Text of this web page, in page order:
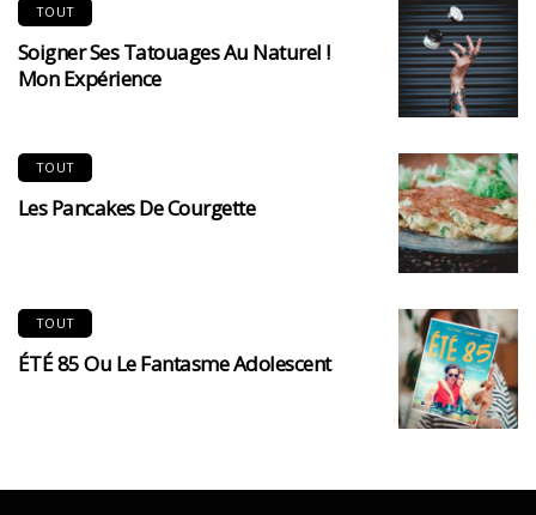
TOUT
Soigner Ses Tatouages Au Naturel !
Mon Expérience
TOUT
Les Pancakes De Courgette
TOUT
ÉTÉ 85 Ou Le Fantasme Adolescent